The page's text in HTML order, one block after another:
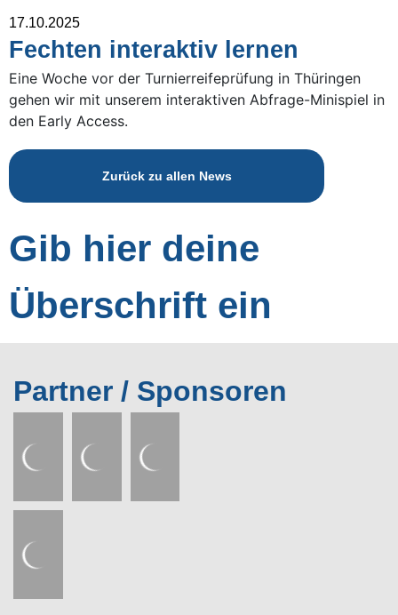
17.10.2025
Fechten interaktiv lernen
Eine Woche vor der Turnierreifeprüfung in Thüringen
gehen wir mit unserem interaktiven Abfrage-Minispiel in
den Early Access.
Zurück zu allen News
Gib hier deine
Überschrift ein
Partner / Sponsoren